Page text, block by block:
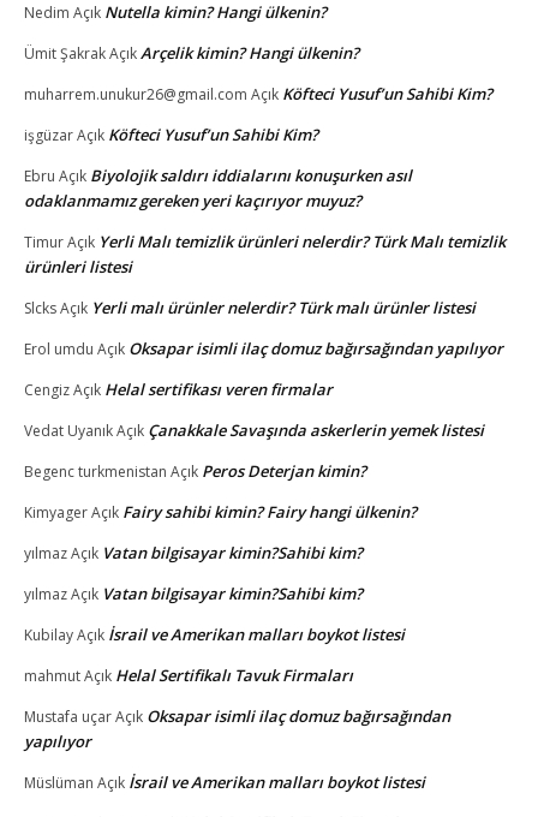
Nedim Açık Nutella kimin? Hangi ülkenin?
Ümit ŞakrakAçıkArçelik kimin? Hangi ülkenin?
muharrem.unukur26@gmail.com Açık Köfteci Yusuf’un Sahibi Kim?
işgüzarAçık Köfteci Yusuf’un Sahibi Kim?
Ebru Açık Biyolojik saldırı iddialarını konuşurken asıl
odaklanmamız gereken yeri kaçırıyor muyuz?
TimurAçık Yerli Malı temizlik ürünleri nelerdir? Türk Malı temizlik
ürünleri listesi
SlcksAçık Yerli malı ürünler nelerdir? Türk malı ürünler listesi
Erol umdu Açık Oksapar isimli ilaç domuz bağırsağından yapılıyor
CengizAçık Helal sertifikası veren firmalar
Vedat UyanıkAçık Çanakkale Savaşında askerlerin yemek listesi
Begenc turkmenistan Açık Peros Deterjan kimin?
KimyagerAçık Fairy sahibi kimin? Fairy hangi ülkenin?
yılmazAçık Vatan bilgisayar kimin?Sahibi kim?
yılmazAçık Vatan bilgisayar kimin?Sahibi kim?
KubilayAçık İsrail ve Amerikan malları boykot listesi
mahmutAçık Helal Sertifikalı Tavuk Firmaları
Mustafa uçarAçık Oksapar isimli ilaç domuz bağırsağından
yapılıyor
Müslüman Açık İsrail ve Amerikan malları boykot listesi